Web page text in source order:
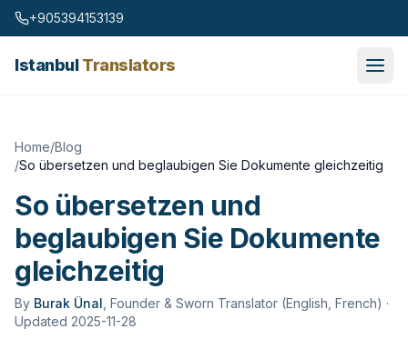
Skip to content
+905394153139
IstanbulTranslators
Home/Blog
/So übersetzen und beglaubigen Sie Dokumente gleichzeitig
So übersetzen und
beglaubigen Sie Dokumente
gleichzeitig
By Burak Ünal Founder & Sworn Translator (English, French) ·
Updated 2025-11-28